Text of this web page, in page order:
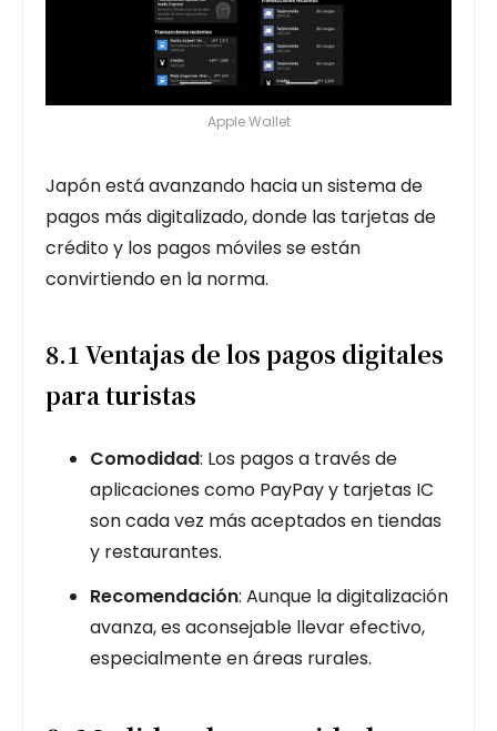
Apple Wallet
Japón está avanzando hacia un sistema de
pagos más digitalizado, donde las tarjetas de
crédito y los pagos móviles se están
convirtiendo en la norma.
8.1 Ventajas de los pagos digitales
para turistas
Comodidad: Los pagos a través de
aplicaciones como PayPay y tarjetas IC
son cada vez más aceptados en tiendas
y restaurantes.
Recomendación: Aunque la digitalización
avanza, es aconsejable llevar efectivo,
especialmente en áreas rurales.